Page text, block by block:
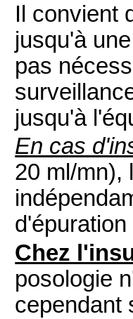
Il convient
jusqu'à
pas
jusqu'à
En cas
20 ml/mn),
Chez
posologie
cependant